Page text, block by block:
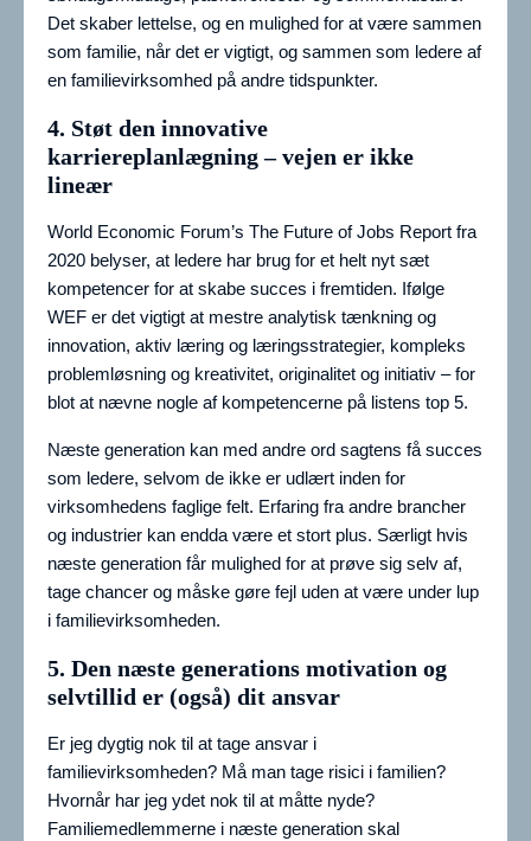
Det skaber lettelse, og en mulighed for at være sammen
som familie, når det er vigtigt, og sammen som ledere af
en familievirksomhed på andre tidspunkter.
4. Støt den innovative
karriereplanlægning – vejen er ikke
lineær
World Economic Forum’s The Future of Jobs Report fra
2020 belyser, at ledere har brug for et helt nyt sæt
kompetencer for at skabe succes i fremtiden. Ifølge
WEF er det vigtigt at mestre analytisk tænkning og
innovation, aktiv læring og læringsstrategier, kompleks
problemløsning og kreativitet, originalitet og initiativ – for
blot at nævne nogle af kompetencerne på listens top 5.
Næste generation kan med andre ord sagtens få succes
som ledere, selvom de ikke er udlært inden for
virksomhedens faglige felt. Erfaring fra andre brancher
og industrier kan endda være et stort plus. Særligt hvis
næste generation får mulighed for at prøve sig selv af,
tage chancer og måske gøre fejl uden at være under lup
i familievirksomheden.
5. Den næste generations motivation og
selvtillid er (også) dit ansvar
Er jeg dygtig nok til at tage ansvar i
familievirksomheden? Må man tage risici i familien?
Hvornår har jeg ydet nok til at måtte nyde?
Familiemedlemmerne i næste generation skal